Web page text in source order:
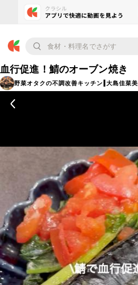
血行促進！鯖のオーブン焼き
野菜オタクの不調改善キッチン‖大島佳菜美